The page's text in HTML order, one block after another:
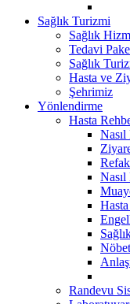
Sağlık Turizmi
Sağlık
Tedavi
Sağlık
Hasta ve
Şehrimiz
Yönlendirme
Hasta
Nasıl
Randevu